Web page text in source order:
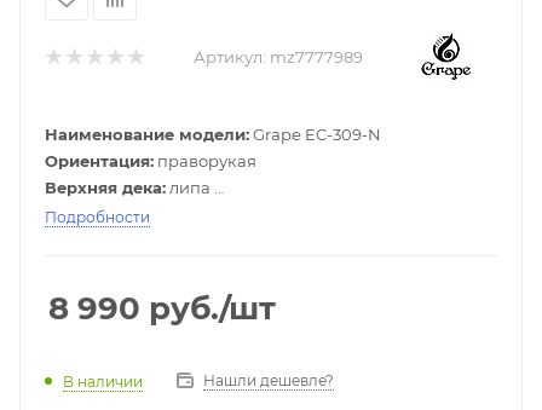
Артикул: mz7777989
Наименование модели:Grape EC-309-N
Ориентация: праворукая
Верхняя дека: липа
Задняя дека и обечайка:
Лады:
19
Мензура:25,6" (648 мм)
Отделка корпуса: глянцевая
Подробности
8 990 руб./шт
В наличии Нашли дешевле?